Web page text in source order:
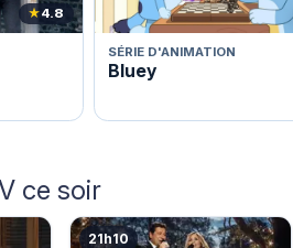
★4.8
SÉRIE D'ANIMATION
Bluey
ce soir
21h10